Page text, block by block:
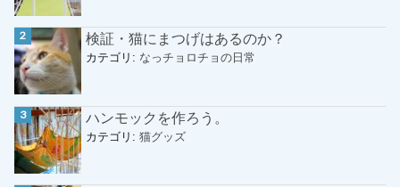
検証・猫にまつげはあるのか？
カテゴリ: なっチョロチョの日常
ハンモックを作ろう。
カテゴリ:猫グッズ